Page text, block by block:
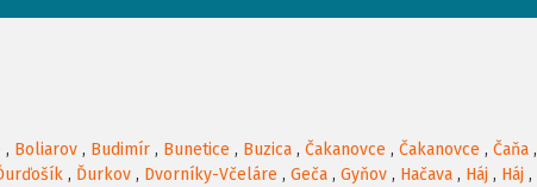
, Boliarov , Budimír , Bunetice , Buzica , Čakanovce , Čakanovce , Čaňa ,
, Ďurkov , Dvorníky-Včeláre , Geča , Gyňov , Hačava , Háj , Háj ,